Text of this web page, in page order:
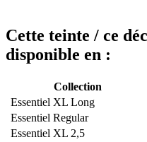
Cette teinte / ce
disponible en :
Collection
Essentiel XL Long
Essentiel Regular
Essentiel XL 2,5